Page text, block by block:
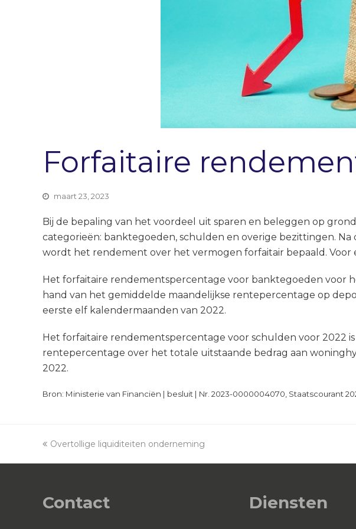
Forfaitaire
maart 23, 2023
Bij de bepaling van het voordeel uit sparen en beleggen op
categorieën: banktegoeden, schulden en overige bezittingen.
wordt het rendement over het vermogen forfaitair bepaald.
Het forfaitaire rendementspercentage voor banktegoeden voor
hand van het gemiddelde maandelijkse rentepercentage op
eerste elf kalendermaanden van 2022.
Het forfaitaire rendementspercentage voor schulden voor 2022
rentepercentage over het totale uitstaande bedrag aan
2022.
Bron: Ministerie van Financiën | besluit | Nr. 2023-0000004070, Staatscourant
previous
Overtollige liquiditeiten onderneming
Contact Diensten